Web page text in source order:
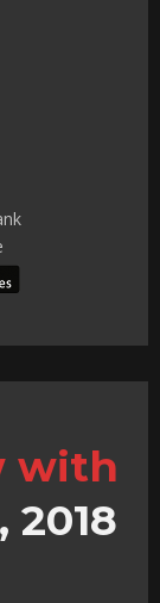
with